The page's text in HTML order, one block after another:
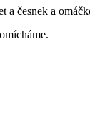
a česnek a